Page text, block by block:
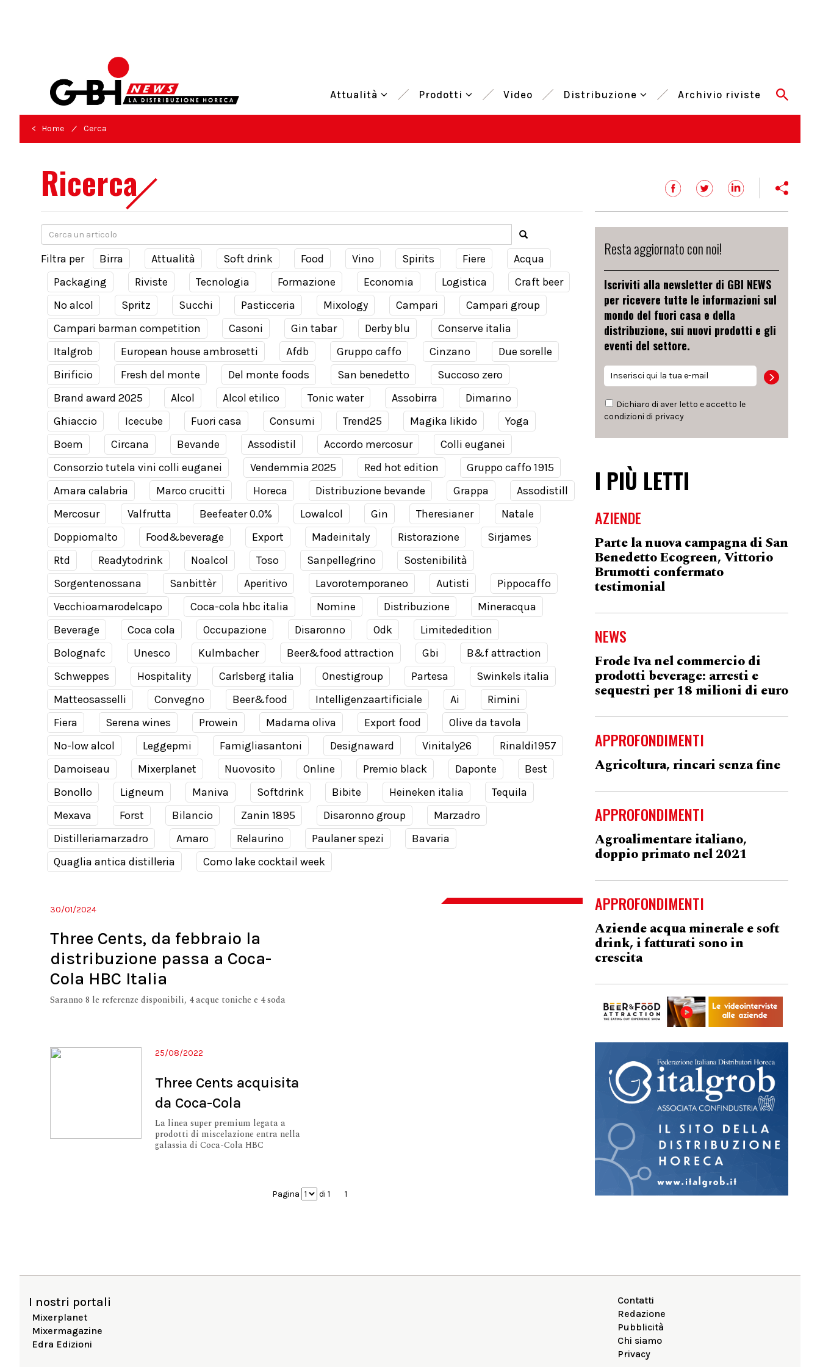
Attualità Prodotti Video Distribuzione Archivio riviste
< Home / Cerca
Ricerca
Filtra per Birra Attualità Soft drink Food Vino Spirits Fiere
Acqua
Packaging
Riviste Tecnologia Formazione Economia Logistica
Craft beer
No alcol
Spritz Succhi Pasticceria Mixology Campari
Campari group
Campari barman competition
Casoni Gin tabar Derby blu
Conserve italia
Italgrob
European house ambrosetti Afdb Gruppo caffo Cinzano
Due sorelle
Birificio
Fresh del monte Del monte foods San benedetto
Succoso zero
Brand award 2025
Alcol Alcol etilico Tonic water Assobirra
Dimarino
Ghiaccio
Icecube Fuori casa Consumi Trend25 Magika likido
Yoga
Boem
Circana Bevande Assodistil Accordo mercosur
Colli euganei
Consorzio tutela vini colli euganei
Vendemmia 2025 Red hot edition
Gruppo caffo 1915
Amara calabria
Marco crucitti Horeca Distribuzione bevande Grappa
Assodistill
Mercosur
Valfrutta Beefeater 0.0% Lowalcol Gin Theresianer
Natale
Doppiomalto
Food&beverage Export Madeinitaly Ristorazione
Sirjames
Rtd
Readytodrink Noalcol Toso Sanpellegrino
Sostenibilità
Sorgentenossana
Sanbittèr Aperitivo Lavorotemporaneo Autisti
Pippocaffo
Vecchioamarodelcapo
Coca-cola hbc italia Nomine Distribuzione
Mineracqua
Beverage
Coca cola Occupazione Disaronno Odk
Limitededition
Bolognafc
Unesco Kulmbacher Beer&food attraction Gbi
B&f attraction
Schweppes
Hospitality Carlsberg italia Onestigroup Partesa
Swinkels italia
Matteosasselli
Convegno Beer&food Intelligenzaartificiale Ai
Rimini
Fiera
Serena wines Prowein Madama oliva Export food
Olive da tavola
No-low alcol
Leggepmi Famigliasantoni Designaward Vinitaly26
Rinaldi1957
Damoiseau
Mixerplanet Nuovosito Online Premio black Daponte
Best
Bonollo
Ligneum Maniva Softdrink Bibite Heineken italia
Tequila
Mexava
Forst Bilancio Zanin 1895 Disaronno group
Marzadro
Distilleriamarzadro
Amaro Relaurino Paulaner spezi
Bavaria
Quaglia antica distilleria
Como lake cocktail week
30/01/2024
Three Cents, da febbraio la
distribuzione passa a Coca-
Cola HBC Italia
Saranno 8 le referenze disponibili, 4 acque toniche e 4 soda
25/08/2022
Three Cents acquisita
da Coca-Cola
La linea super premium legata a
prodotti di miscelazione entra nella
galassia di Coca-Cola HBC
Pagina di 1 1
Resta aggiornato con noi!
Iscriviti alla newsletter di GBI NEWS
per ricevere tutte le informazioni sul
mondo del fuori casa e della
distribuzione, sui nuovi prodotti e gli
eventi del settore.
Dichiaro di aver letto e accetto le
condizioni di privacy
I PIÙ LETTI
AZIENDE
Parte la nuova campagna di San
Benedetto Ecogreen, Vittorio
Brumotti confermato
testimonial
NEWS
Frode Iva nel commercio di
prodotti beverage: arresti e
sequestri per 18 milioni di euro
APPROFONDIMENTI
Agricoltura, rincari senza fine
APPROFONDIMENTI
Agroalimentare italiano,
doppio primato nel 2021
APPROFONDIMENTI
Aziende acqua minerale e soft
drink, i fatturati sono in
crescita
I nostri portali
Mixerplanet
Mixermagazine
Edra Edizioni
Contatti
Redazione
Pubblicità
Chi siamo
Privacy